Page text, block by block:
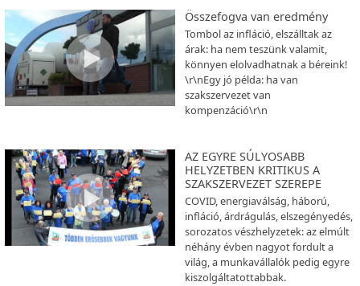
Összefogva van eredmény
Tombol az infláció, elszálltak az
árak: ha nem teszünk valamit,
könnyen elolvadhatnak a béreink!
\r\nEgy jó példa: ha van
szakszervezet van
kompenzáció\r\n
AZ EGYRE SÚLYOSABB
HELYZETBEN KRITIKUS A
SZAKSZERVEZET SZEREPE
COVID, energiaválság, háború,
infláció, árdrágulás, elszegényedés,
sorozatos vészhelyzetek: az elmúlt
néhány évben nagyot fordult a
világ, a munkavállalók pedig egyre
kiszolgáltatottabbak.